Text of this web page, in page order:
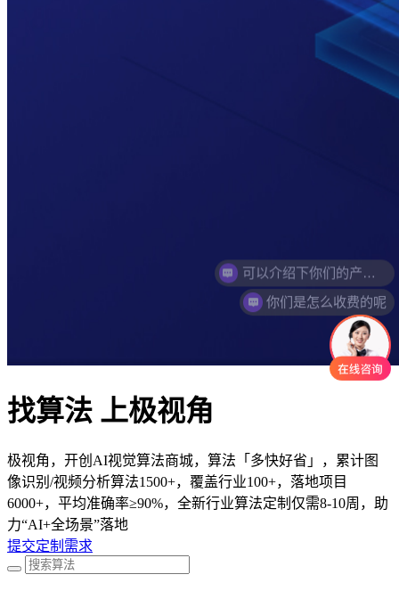
找算法 上极视角
极视角，开创AI视觉算法商城，算法「多快好省」，累计图
像识别/视频分析算法1500+，覆盖行业100+，落地项目
6000+，平均准确率≥90%，全新行业算法定制仅需8-10周，助
力“AI+全场景”落地
提交定制需求
你们是怎么收费的呢